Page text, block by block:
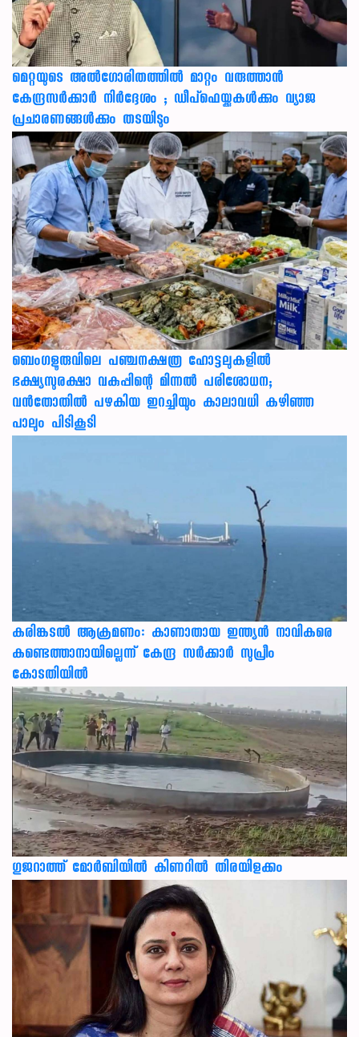
മെറ്റയുടെ അൽഗോരിതത്തിൽ മാറ്റം വരുത്താൻ
കേന്ദ്രസർക്കാർ നിർദ്ദേശം ; ഡീപ്‌ഫെയ്ക്കുകൾക്കും വ്യാജ
പ്രചാരണങ്ങൾക്കും തടയിടും
ബെംഗളൂരുവിലെ പഞ്ചനക്ഷത്ര ഹോട്ടലുകളിൽ
ഭക്ഷ്യസുരക്ഷാ വകുപ്പിന്റെ മിന്നൽ പരിശോധന;
വൻതോതിൽ പഴകിയ ഇറച്ചിയും കാലാവധി കഴിഞ്ഞ
പാലും പിടികൂടി
കരിങ്കടൽ ആക്രമണം: കാണാതായ ഇന്ത്യൻ നാവികരെ
കണ്ടെത്താനായില്ലെന്ന് കേന്ദ്ര സർക്കാർ സുപ്രീം
കോടതിയിൽ
ഗുജറാത്ത് മോർബിയിൽ കിണറിൽ തിരയിളക്കം